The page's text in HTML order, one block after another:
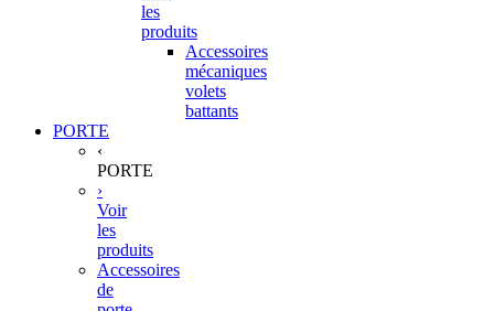
les
produits
Accessoires
mécaniques
volets
battants
PORTE
‹
PORTE
›
Voir
les
produits
Accessoires
de